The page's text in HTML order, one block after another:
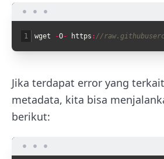
1 wget -O- https : //
Jika terdapat error yang
metadata, kita bisa
berikut: